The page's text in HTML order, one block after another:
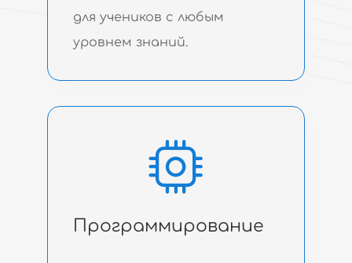
для учеников с любым
уровнем знаний.
Программирование